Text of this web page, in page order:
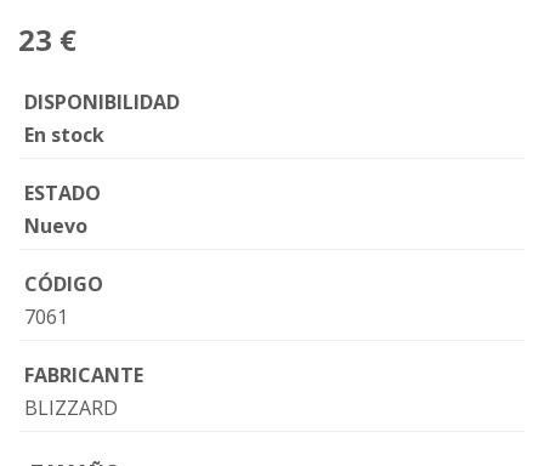
23 €
DISPONIBILIDAD
En stock
ESTADO
Nuevo
CÓDIGO
7061
FABRICANTE
BLIZZARD